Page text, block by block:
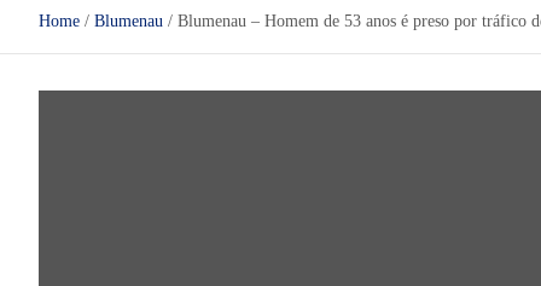
Home Blumenau Blumenau – Homem de 53 anos é preso por tráfico